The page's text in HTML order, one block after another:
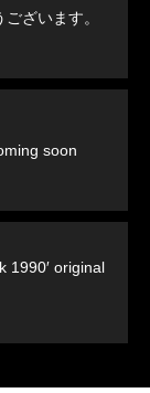
ざいます。
Elise sport 220Ⅱ coming soon
1990′ original